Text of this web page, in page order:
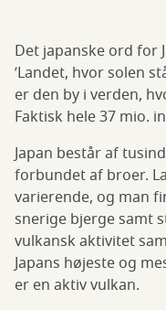
Det japanske ord for
’Landet, hvor solen
er den by i verden,
Faktisk hele 37 mio.
Japan består af
forbundet af broer.
varierende, og man
snerige bjerge samt
vulkansk aktivitet
Japans højeste og
er en aktiv vulkan.